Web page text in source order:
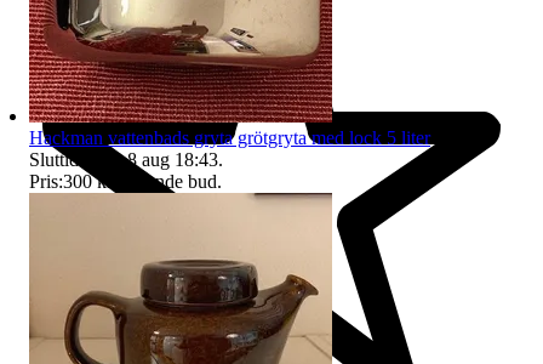
Hackman vattenbads gryta grötgryta med lock 5 liter
Sluttid
18:43 8 aug 18:43.
Pris:300 kr Ledande bud.